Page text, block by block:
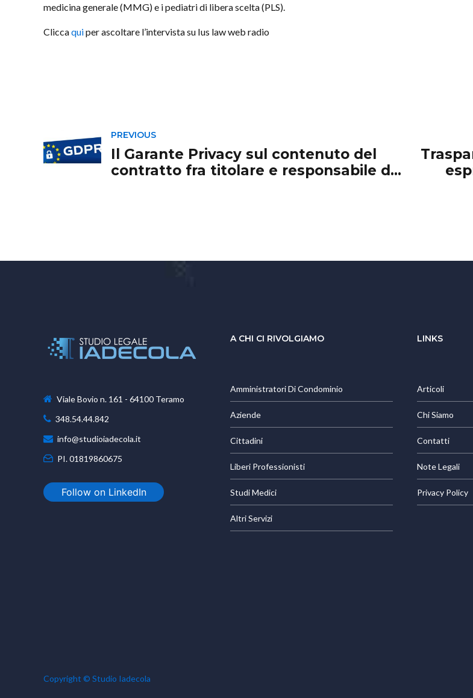
medicina generale (MMG) e i pediatri di libera scelta (PLS).
Cliccaquiper ascoltare l’intervista su Ius law web radio
PREVIOUS
Il Garante Privacy sul contenuto del
contratto fra titolare e responsabile del
Viale Bovio n. 161 - 64100 Teramo
348.54.44.842
info@studioiadecola.it
PI. 01819860675
Follow on LinkedIn
A CHI CI RIVOLGIAMO
Amministratori Di Condominio
Aziende
Cittadini
Liberi Professionisti
Studi Medici
Altri Servizi
LINKS
Articoli
Chi Siamo
Contatti
Note Legali
Privacy Policy
Copyright © Studio Iadecola